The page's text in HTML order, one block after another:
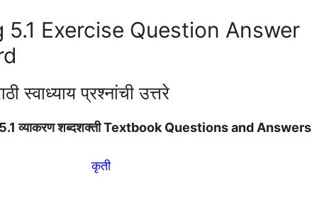
Exercise Question Answer
स्वाध्याय प्रश्नांची उत्तरे
व्याकरण शब्दशक्ती Textbook Questions and Answers
कृती